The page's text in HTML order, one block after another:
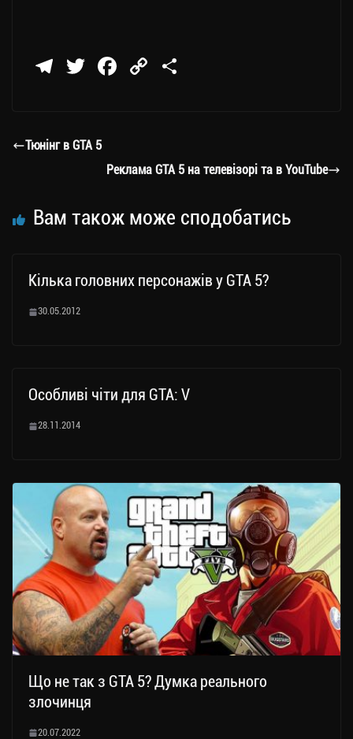
Te
a
T
er
Fa
C
nk ти
Тюнінг в GTA 5
Реклама GTA 5 на телевізорі та в YouTube
Вам також може сподобатись
Кілька головних персонажів у GTA 5?
30.05.2012
Особливі чіти для GTA: V
28.11.2014
Що не так з GTA 5? Думка реального
злочинця
20.07.2022